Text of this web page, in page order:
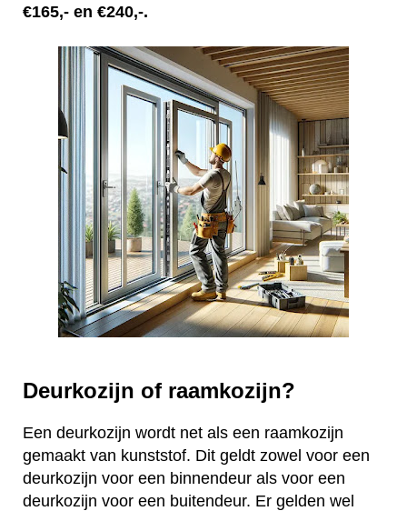
€165,- en €240,-.
Deurkozijn of raamkozijn?
Een deurkozijn wordt net als een raamkozijn
gemaakt van kunststof. Dit geldt zowel voor een
deurkozijn voor een binnendeur als voor een
deurkozijn voor een buitendeur. Er gelden wel